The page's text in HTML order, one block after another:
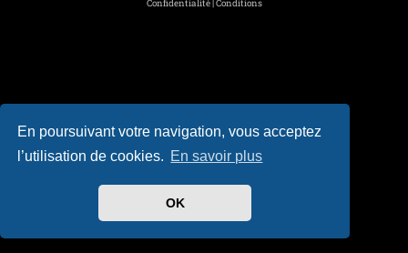
En poursuivant votre navigation, vous acceptez
l’utilisation de cookies. En savoir plus
OK
Confidentialité|Conditions